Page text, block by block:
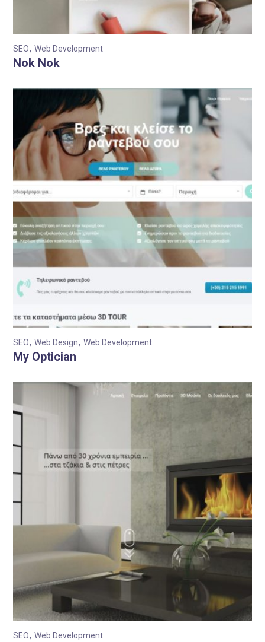
Nok Nok
SEO Web Development
My Optician
SEO Web Design Web Development
SEO Web Development